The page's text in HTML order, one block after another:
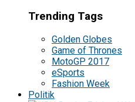
Trending Tags
Golden Globes
Game of Thrones
MotoGP 2017
eSports
Fashion Week
Politik